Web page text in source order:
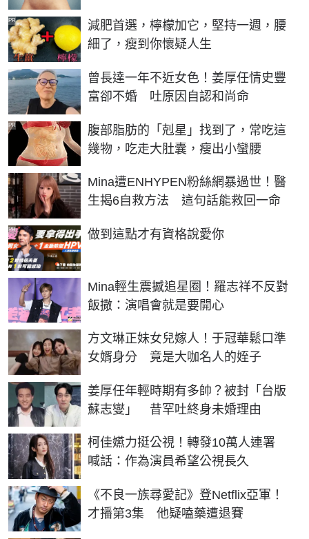
減肥首選，檸檬加它，堅持一週，腰
細了，瘦到你懷疑人生
PR
曾長達一年不近女色！姜厚任情史豐
富卻不婚 吐原因自認和尚命
腹部脂肪的「剋星」找到了，常吃這
幾物，吃走大肚囊，瘦出小蠻腰
PR
Mina遭ENHYPEN粉絲網暴過世！醫
生揭6自救方法 這句話能救回一命
做到這點才有資格說愛你
PR
Mina輕生震撼追星圈！羅志祥不反對
飯撒：演唱會就是要開心
方文琳正妹女兒嫁人！于冠華鬆口準
女婿身分 竟是大咖名人的姪子
姜厚任年輕時期有多帥？被封「台版
蘇志燮」 昔罕吐終身未婚理由
柯佳嬿力挺公視！轉發10萬人連署
喊話：作為演員希望公視長久
《不良一族尋愛記》登Netflix亞軍！
才播第3集 他疑嗑藥遭退賽